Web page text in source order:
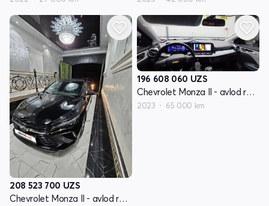
208 523 700 UZS
Chevrolet Monza II - avlod restyling
196 608 060 UZS
Chevrolet Monza II - avlod restyling
2023 65 000 km